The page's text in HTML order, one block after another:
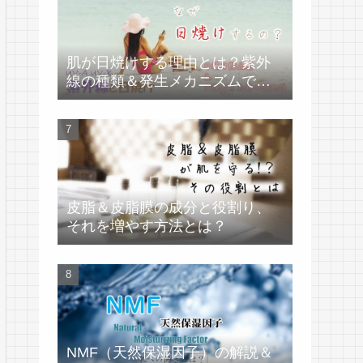
肌が日焼けする理由とは？紫外
線の種類＆発生メカニズムで学
ぶ
皮脂＆皮脂膜の成分と役割り、
それを増やす方法とは？
NMF（天然保湿因子）の解説＆